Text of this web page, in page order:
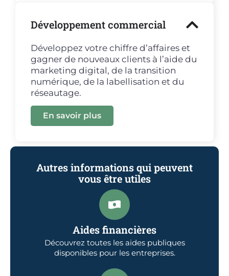
Développement commercial
Développez votre chiffre d’affaires et
gagner de nouveaux clients à l’aide du
marketing digital, de la transition
numérique, de la labellisation et du
réseautage.
En savoir plus
Autres informations qui peuvent
vous être utiles
Aides financières
Découvrez toutes les aides publiques
disponibles pour les entreprises.